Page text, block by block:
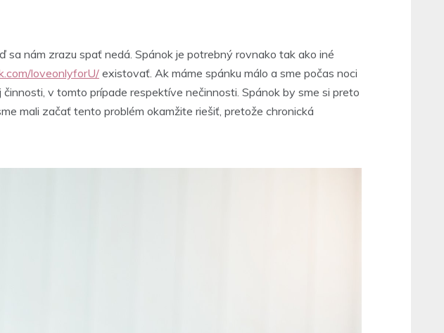
nám zrazu spať nedá. Spánok je potrebný rovnako tak ako iné
loveonlyforU/ existovať. Ak máme spánku málo a sme počas noci
v tomto prípade respektíve nečinnosti. Spánok by sme si preto
mali začať tento problém okamžite riešiť, pretože chronická